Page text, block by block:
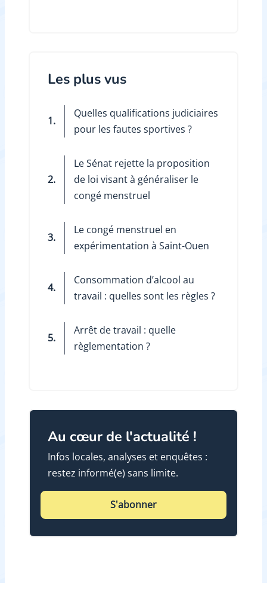
Les plus vus
1.
Quelles qualifications judiciaires
pour les fautes sportives ?
2.
Le Sénat rejette la proposition
de loi visant à généraliser le
congé menstruel
3.
Le congé menstruel en
expérimentation à Saint-Ouen
4.
Consommation d’alcool au
travail : quelles sont les règles ?
5.
Arrêt de travail : quelle
règlementation ?
Au cœur de l'actualité !
Infos locales, analyses et enquêtes :
restez informé(e) sans limite.
S'abonner